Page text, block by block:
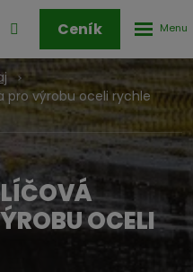
Přihlášení
klienstké
zóny
Ceník
pro výrobu oceli rychle
OCELI